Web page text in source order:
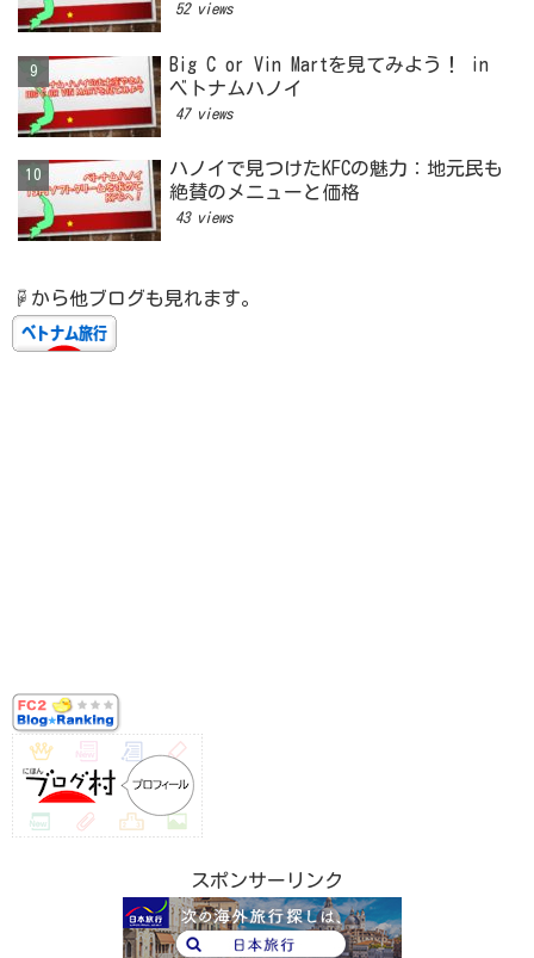
52 views
Big C or Vin Martを見てみよう！ in
ベトナムハノイ
47 views
ハノイで見つけたKFCの魅力：地元民も
絶賛のメニューと価格
43 views
☟から他ブログも見れます。
スポンサーリンク